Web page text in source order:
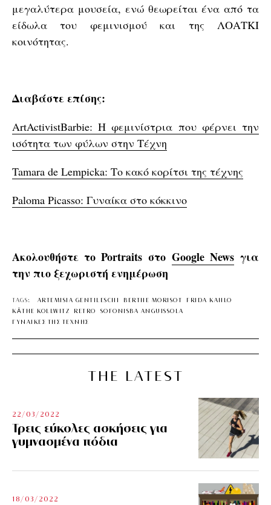
μεγαλύτερα μουσεία, ενώ θεωρείται ένα από τα
είδωλα του φεμινισμού και της ΛΟΑΤΚΙ
κοινότητας.
Διαβάστε επίσης:
ArtActivistBarbie: Η φεμινίστρια που φέρνει την
ισότητα των φύλων στην Τέχνη
Tamara de Lempicka: Το κακό κορίτσι της τέχνης
Paloma Picasso: Γυναίκα στο κόκκινο
Ακολουθήστε το Portraits στο Google Newsγια
την πιο ξεχωριστή ενημέρωση
TAGS: ARTEMISIA GENTILESCHI BERTHE MORISOT
FRIDA KAHLO
KÄTHE KOLLWITZ
RETRO
SOFONISBA ANGUISSOLA
ΓΥΝΑΙΚΕΣ ΤΗΣ ΤΕΧΝΗΣ
THE LATEST
22/03/2022
Τρεις εύκολες ασκήσεις για
γυμνασμένα πόδια
18/03/2022